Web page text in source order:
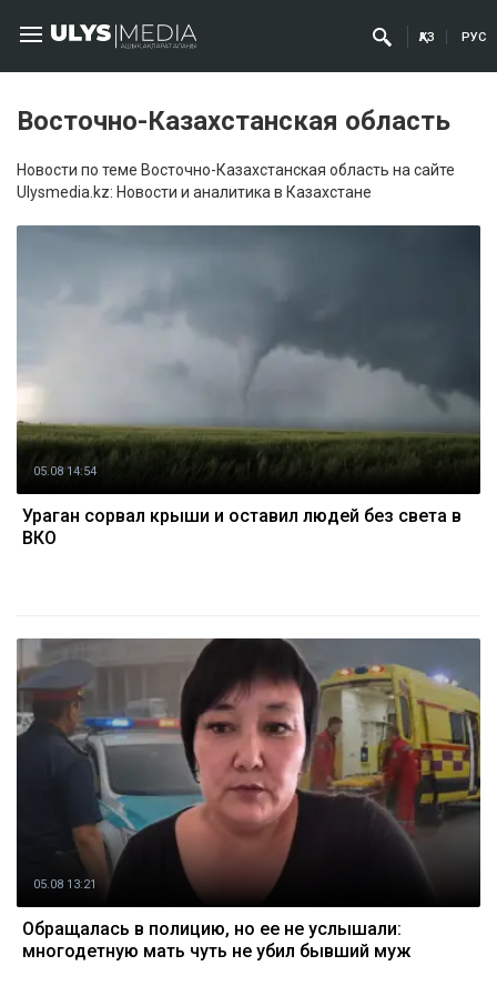
ҚАЗ РУС
Восточно-Казахстанская область
Новости по теме Восточно-Казахстанская область на сайте
Ulysmedia.kz: Новости и аналитика в Казахстане
05.08 14:54
Ураган сорвал крыши и оставил людей без света в
ВКО
05.08 13:21
Обращалась в полицию, но ее не услышали:
многодетную мать чуть не убил бывший муж